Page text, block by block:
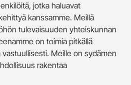
jotka haluavat
kanssamme. Meillä
tulevaisuuden yhteiskunnan
on toimia pitkällä
Meille on sydämen
rakentaa